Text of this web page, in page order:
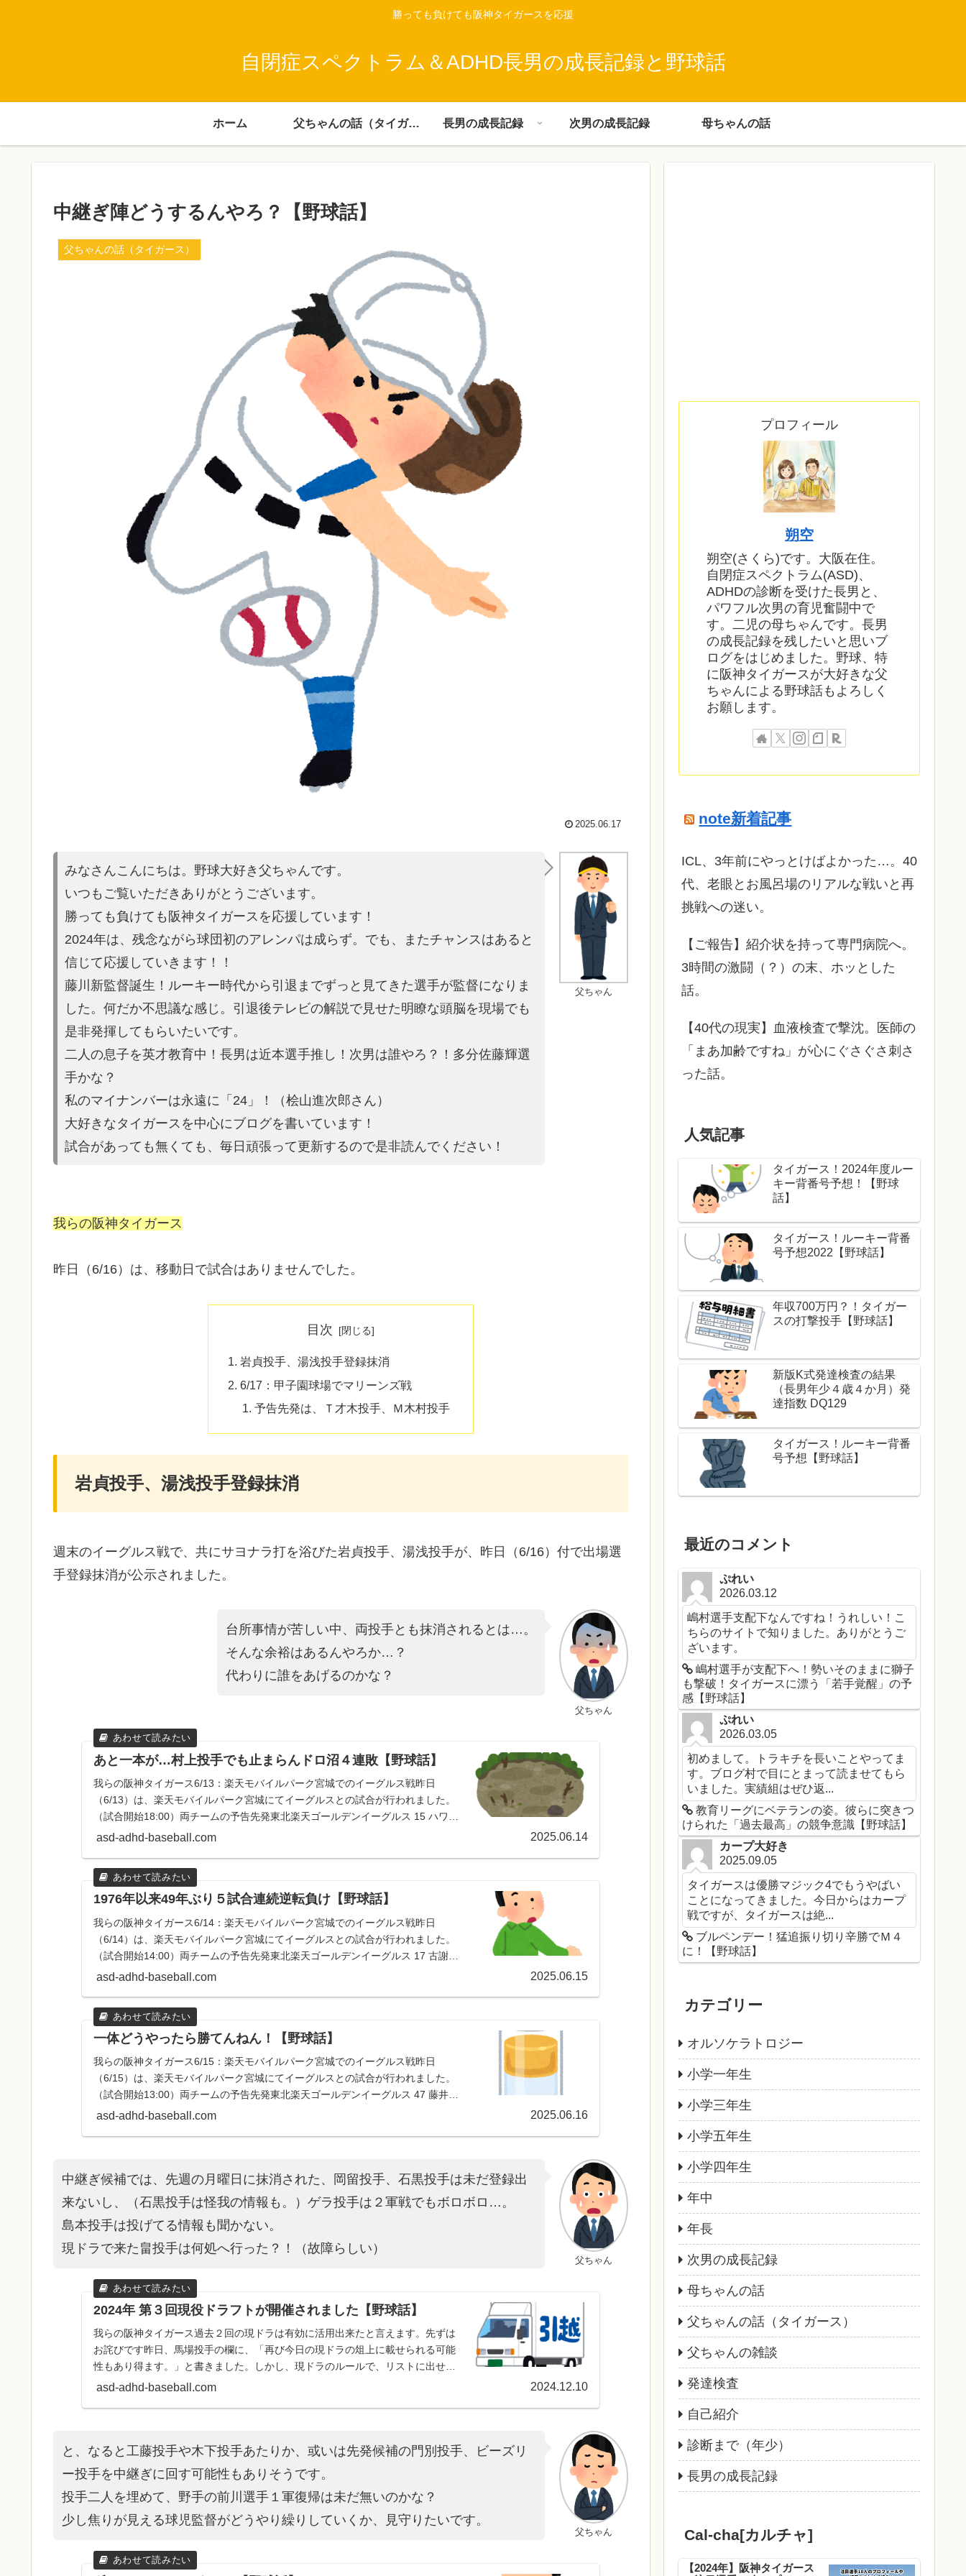
勝っても負けても阪神タイガースを応援
自閉症スペクトラム＆ADHD長男の成長記録と野球話
ホーム 父ちゃんの話（タイガース） 長男の成長記録 次男の成長記録 母ちゃんの話
中継ぎ陣どうするんやろ？【野球話】
父ちゃんの話（タイガース）
2025.06.17
父ちゃん
みなさんこんにちは。野球大好き父ちゃんです。
いつもご覧いただきありがとうございます。
勝っても負けても阪神タイガースを応援しています！
2024年は、残念ながら球団初のアレンパは成らず。でも、またチャンスはあると
信じて応援していきます！！
藤川新監督誕生！ルーキー時代から引退までずっと見てきた選手が監督になりま
した。何だか不思議な感じ。引退後テレビの解説で見せた明瞭な頭脳を現場でも
是非発揮してもらいたいです。
二人の息子を英才教育中！長男は近本選手推し！次男は誰やろ？！多分佐藤輝選
手かな？
私のマイナンバーは永遠に「24」！（桧山進次郎さん）
大好きなタイガースを中心にブログを書いています！
試合があって も無くても、毎日頑張って更新するので是非読んでください！
我らの阪神タイガース
昨日（6/16）は、移動日で試合はありませんでした。
目次
岩貞投手、湯浅投手登録抹消
6/17：甲子園球場でマリーンズ戦
予告先発は、Ｔ才木投手、Ｍ木村投手
岩貞投手、湯浅投手登録抹消
週末のイーグルス戦で、共にサヨナラ打を浴びた岩貞投手、湯浅投手が、昨日（6/16）付で出場選
手登録抹消が公示されました。
父ちゃん
台所事情が苦しい中、両投手とも抹消されるとは…。
そんな余裕はあるんやろか…？
代わりに誰をあげるのかな？
あと一本が…村上投手でも止まらんドロ沼４連敗【野球話】
我らの阪神タイガース6/13：楽天モバイルパーク宮城でのイーグルス戦昨日
（6/13）は、楽天モバイルパーク宮城にてイーグルスとの試合が行われました。
（試合開始18:00）両チームの予告先発東北楽天ゴールデンイーグルス 15 ハワー
ド投手阪神...
asd-adhd-baseball.com 2025.06.14
1976年以来49年ぶり５試合連続逆転負け【野球話】
我らの阪神タイガース6/14：楽天モバイルパーク宮城でのイーグルス戦昨日
（6/14）は、楽天モバイルパーク宮城にてイーグルスとの試合が行われました。
（試合開始14:00）両チームの予告先発東北楽天ゴールデンイーグルス 17 古謝樹
投手阪神タ...
asd-adhd-baseball.com 2025.06.15
一体どうやったら勝てんねん！【野球話】
我らの阪神タイガース6/15：楽天モバイルパーク宮城でのイーグルス戦昨日
（6/15）は、楽天モバイルパーク宮城にてイーグルスとの試合が行われました。
（試合開始13:00）両チームの予告先発東北楽天ゴールデンイーグルス 47 藤井聖
投手阪神タ...
asd-adhd-baseball.com 2025.06.16
父ちゃん
中継ぎ候補では、先週の月曜日に抹消された、岡留投手、石黒投手は未だ登録出
来ないし、（石黒投手は怪我の情報も。）ゲラ投手は２軍戦でもボロボロ…。
島本投手は投げてる情報も聞かない。
現ドラで来た畠投手は何処へ行った？！（故障らしい）
2024年 第３回現役ドラフトが開催されました【野球話】
我らの阪神タイガース過去２回の現ドラは有効に活用出来たと言えます。先ずは
お詫びです昨日、馬場投手の欄に、「再び今日の現ドラの俎上に載せられる可能
性もあり得ます。」と書きました。しかし、現ドラのルールで、リストに出せな
い選手として、・前年の年...
asd-adhd-baseball.com 2024.12.10
父ちゃん
と、なると工藤投手や木下投手あたりか、或いは先発候補の門別投手、ビーズリ
ー投手を中継ぎに回す可能性もありそうです。
投手二人を埋めて、野手の前川選手１軍復帰は未だ無いのかな？
少し焦りが見える球児監督がどうやり繰りしていくか、見守りたいです。
プロフィール
朔空
朔空(さくら)です。大阪在住。
自閉症スペクトラム(ASD)、
ADHDの診断を受けた長男と、
パワフル次男の育児奮闘中で
す。二児の母ちゃんです。長男
の成長記録を残したいと思いブ
ログをはじめました。野球、特
に阪神タイガースが大好きな父
ちゃんによる野球話もよろしく
お願します。
note新着記事
ICL、3年前にやっとけばよかった…。40
代、老眼とお風呂場のリアルな戦いと再
挑戦への迷い。
​【ご報告】紹介状を持って専門病院へ。
3時間の激闘（？）の末、ホッとした
話。
【40代の現実】血液検査で撃沈。医師の
「まあ加齢ですね」が心にぐさぐさ刺さ
った話。
人気記事
タイガース！2024年度ルー
キー背番号予想！【野球
話】
タイガース！ルーキー背番
号予想2022【野球話】
年収700万円？！タイガー
スの打撃投手【野球話】
新版K式発達検査の結果
（長男年少４歳４か月）発
達指数 DQ129
タイガース！ルーキー背番
号予想【野球話】
最近のコメント
ぷれい
2026.03.12
嶋村選手支配下なんですね！うれしい！こ
ちらのサイトで知りました。ありがとうご
ざいます。
嶋村選手が支配下へ！勢いそのままに獅子
も撃破！タイガースに漂う「若手覚醒」の予
感【野球話】
ぷれい
2026.03.05
初めまして。トラキチを長いことやってま
す。ブログ村で目にとまって読ませてもら
いました。実績組はぜひ返...
教育リーグにベテランの姿。彼らに突きつ
けられた「過去最高」の競争意識【野球話】
カープ大好き
2025.09.05
タイガースは優勝マジック4でもうやばい
ことになってきました。今日からはカープ
戦ですが、タイガースは絶...
ブルペンデー！猛追振り切り辛勝でＭ４
に！【野球話】
カテゴリー
オルソケラトロジー
小学一年生
小学三年生
小学五年生
小学四年生
年中
年長
次男の成長記録
母ちゃんの話
父ちゃんの話（タイガース）
父ちゃんの雑談
発達検査
自己紹介
診断まで（年少）
長男の成長記録
Cal-cha[カルチャ]
【2024年】阪神タイガース